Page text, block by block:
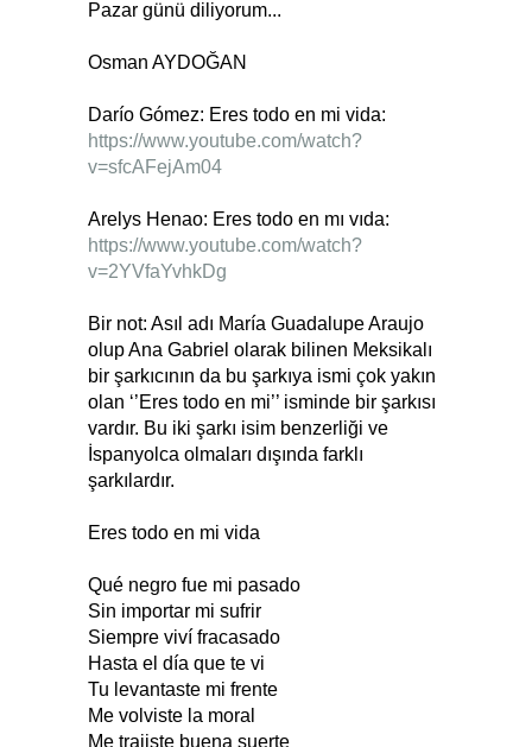
Pazar günü diliyorum...
Osman AYDOĞAN
Darío Gómez: Eres todo en mi vida:
https://www.youtube.com/watch?
v=sfcAFejAm04
Arelys Henao: Eres todo en mı vıda:
https://www.youtube.com/watch?
v=2YVfaYvhkDg
Bir not: Asıl adı María Guadalupe Araujo
olup Ana Gabriel olarak bilinen Meksikalı
bir şarkıcının da bu şarkıya ismi çok yakın
olan ‘’Eres todo en mi’’ isminde bir şarkısı
vardır. Bu iki şarkı isim benzerliği ve
İspanyolca olmaları dışında farklı
şarkılardır.
Eres todo en mi vida
Qué negro fue mi pasado
Sin importar mi sufrir
Siempre viví fracasado
Hasta el día que te vi
Tu levantaste mi frente
Me volviste la moral
Me trajiste buena suerte